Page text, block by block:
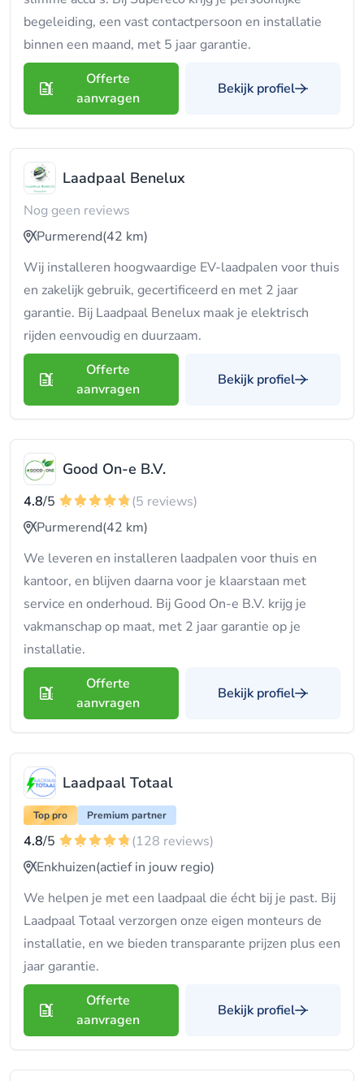
begeleiding, een vast contactpersoon en installatie
binnen een maand, met 5 jaar garantie.
Offerte
aanvragen
Bekijk profiel
Laadpaal Benelux
Nog geen reviews
Purmerend(42 km)
Wij installeren hoogwaardige EV-laadpalen voor thuis
en zakelijk gebruik, gecertificeerd en met 2 jaar
garantie. Bij Laadpaal Benelux maak je elektrisch
rijden eenvoudig en duurzaam.
Offerte
aanvragen
Bekijk profiel
Good On-e B.V.
4.8/5
(5 reviews)
Purmerend(42 km)
We leveren en installeren laadpalen voor thuis en
kantoor, en blijven daarna voor je klaarstaan met
service en onderhoud. Bij Good On-e B.V. krijg je
vakmanschap op maat, met 2 jaar garantie op je
installatie.
Offerte
aanvragen
Bekijk profiel
Laadpaal Totaal
Top pro Premium partner
4.8/5
(128 reviews)
Enkhuizen(actief in jouw regio)
We helpen je met een laadpaal die écht bij je past. Bij
Laadpaal Totaal verzorgen onze eigen monteurs de
installatie, en we bieden transparante prijzen plus een
jaar garantie.
Offerte
aanvragen
Bekijk profiel